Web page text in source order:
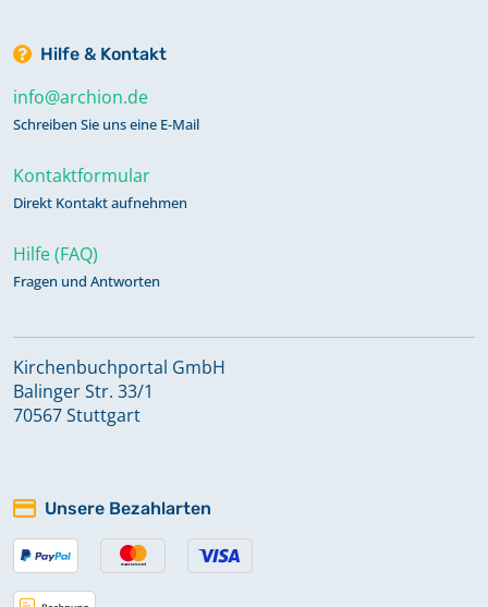
Hilfe & Kontakt
info@archion.de
Schreiben Sie uns eine E-Mail
Kontaktformular
Direkt Kontakt aufnehmen
Hilfe (FAQ)
Fragen und Antworten
Kirchenbuchportal GmbH
Balinger Str. 33/1
70567 Stuttgart
Unsere Bezahlarten